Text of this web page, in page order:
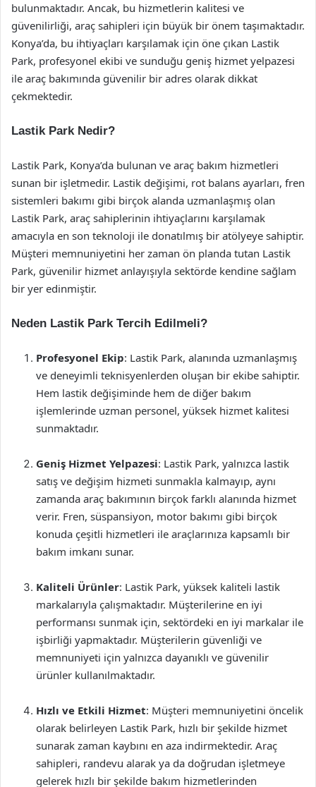
bulunmaktadır. Ancak, bu hizmetlerin kalitesi ve
güvenilirliği, araç sahipleri için büyük bir önem taşımaktadır.
Konya’da, bu ihtiyaçları karşılamak için öne çıkan Lastik
Park, profesyonel ekibi ve sunduğu geniş hizmet yelpazesi
ile araç bakımında güvenilir bir adres olarak dikkat
çekmektedir.
Lastik Park Nedir?
Lastik Park, Konya’da bulunan ve araç bakım hizmetleri
sunan bir işletmedir. Lastik değişimi, rot balans ayarları, fren
sistemleri bakımı gibi birçok alanda uzmanlaşmış olan
Lastik Park, araç sahiplerinin ihtiyaçlarını karşılamak
amacıyla en son teknoloji ile donatılmış bir atölyeye sahiptir.
Müşteri memnuniyetini her zaman ön planda tutan Lastik
Park, güvenilir hizmet anlayışıyla sektörde kendine sağlam
bir yer edinmiştir.
Neden Lastik Park Tercih Edilmeli?
Profesyonel Ekip: Lastik Park, alanında uzmanlaşmış
ve deneyimli teknisyenlerden oluşan bir ekibe sahiptir.
Hem lastik değişiminde hem de diğer bakım
işlemlerinde uzman personel, yüksek hizmet kalitesi
sunmaktadır.
Geniş Hizmet Yelpazesi: Lastik Park, yalnızca lastik
satış ve değişim hizmeti sunmakla kalmayıp, aynı
zamanda araç bakımının birçok farklı alanında hizmet
verir. Fren, süspansiyon, motor bakımı gibi birçok
konuda çeşitli hizmetleri ile araçlarınıza kapsamlı bir
bakım imkanı sunar.
Kaliteli Ürünler: Lastik Park, yüksek kaliteli lastik
markalarıyla çalışmaktadır. Müşterilerine en iyi
performansı sunmak için, sektördeki en iyi markalar ile
işbirliği yapmaktadır. Müşterilerin güvenliği ve
memnuniyeti için yalnızca dayanıklı ve güvenilir
ürünler kullanılmaktadır.
Hızlı ve Etkili Hizmet: Müşteri memnuniyetini öncelik
olarak belirleyen Lastik Park, hızlı bir şekilde hizmet
sunarak zaman kaybını en aza indirmektedir. Araç
sahipleri, randevu alarak ya da doğrudan işletmeye
gelerek hızlı bir şekilde bakım hizmetlerinden